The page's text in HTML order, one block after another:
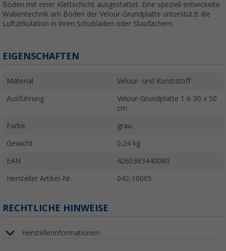
Boden mit einer Klettschicht ausgestattet. Eine speziell entwickelte
Wabentechnik am Boden der Velour-Grundplatte unterstützt die
Luftzirkulation in ihren Schubladen oder Staufächern.
EIGENSCHAFTEN
Material Velour- und Kunststoff
Ausführung
Velour-Grundplatte 1-b 30 x 50
cm
Farbe grau
Gewicht 0,24 kg
EAN 4260363440080
Hersteller Artikel-Nr. 042-10005
RECHTLICHE HINWEISE
Herstellerinformationen